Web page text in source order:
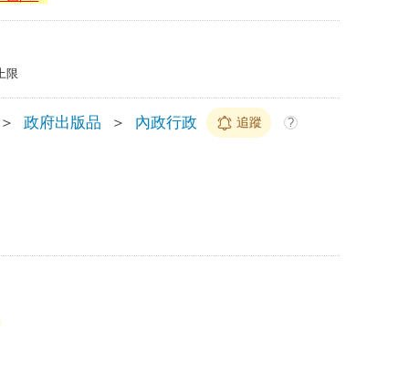
限
＞ 政府出版品 ＞ 內政行政 追蹤 ?